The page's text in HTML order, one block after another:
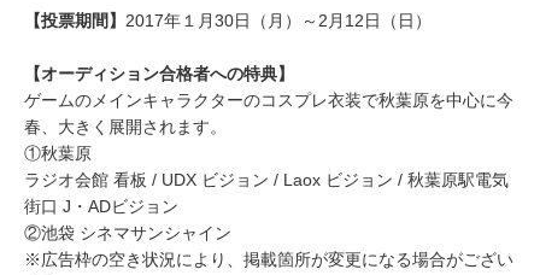
【投票期間】 2017年１月30日（月）～2月12日（日）
【オーディション合格者への特典】
ゲームのメインキャラクターのコスプレ衣装で秋葉原を中心に今
春、大きく展開されます。
①秋葉原
ラジオ会館 看板 / UDX ビジョン / Laox ビジョン / 秋葉原駅電気
街口 J・ADビジョン
②池袋 シネマサンシャイン
※広告枠の空き状況により、掲載箇所が変更になる場合がござい